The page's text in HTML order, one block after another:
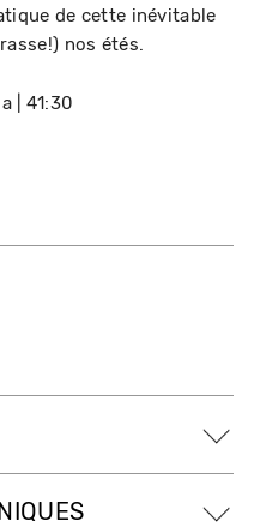
de cette inévitable
nos étés.
41:30